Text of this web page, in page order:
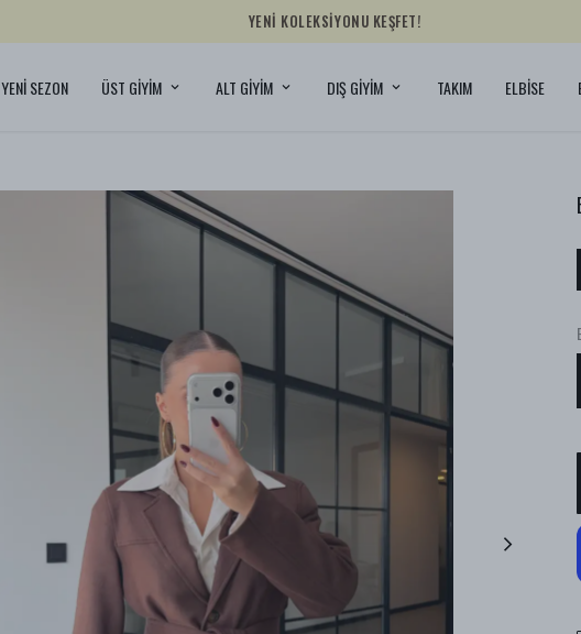
YENİ KOLEKSİYONU KEŞFET!
YENİ SEZON ÜST GİYİM ALT GİYİM DIŞ GİYİM TAKIM ELBİSE